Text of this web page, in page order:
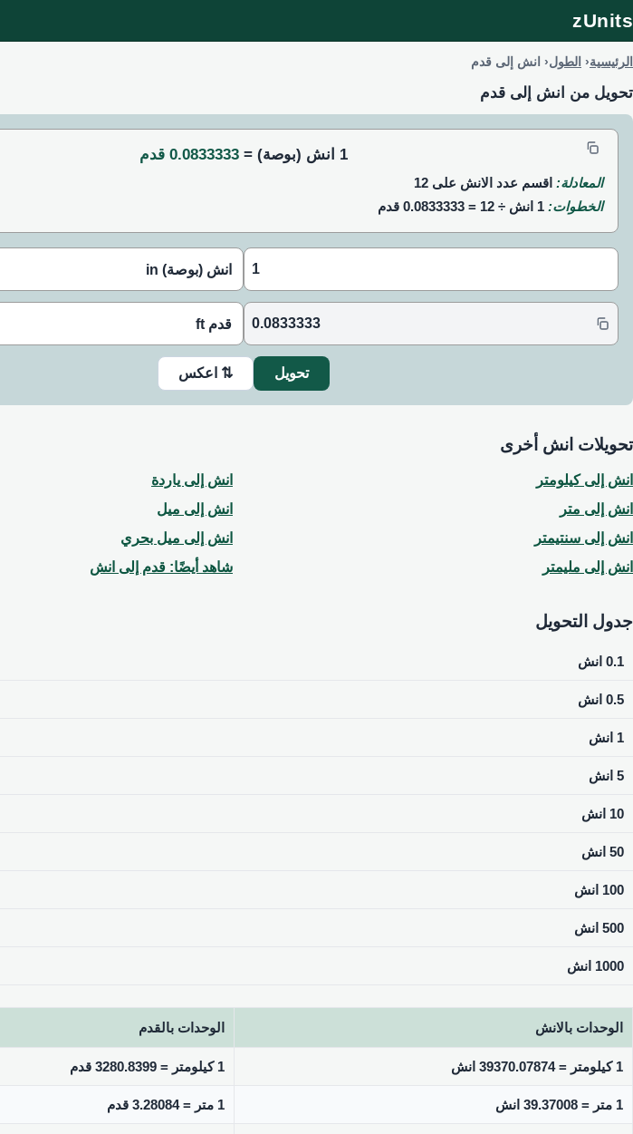
zUnits
الرئيسية الطول انش إلى قدم
تحويل من انش إلى قدم
1 انش (بوصة) = 0.0833333 قدم
المعادلة: اقسم عدد الانش على 12
الخطوات: 1 انش ÷ 12 = 0.0833333 قدم
تحويل ⇅ اعكس
تحويلات انش أخرى
انش إلى كيلومتر
انش إلى متر
انش إلى سنتيمتر
انش إلى مليمتر
انش إلى ياردة
انش إلى ميل
انش إلى ميل بحري
شاهد أيضًا: قدم إلى انش
جدول التحويل
0.1 انش
0.5 انش
1 انش
5 انش
10 انش
50 انش
100 انش
500 انش
1000 انش
الوحدات بالانش الوحدات بالقدم
1 كيلومتر = 39370.07874 انش 1 كيلومتر = 3280.8399 قدم
1 متر = 39.37008 انش 1 متر = 3.28084 قدم